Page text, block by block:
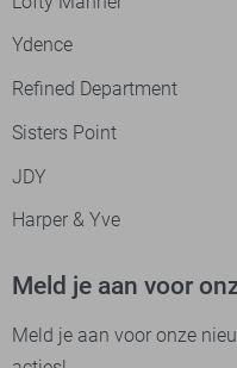
Ydence
Refined Department
Sisters Point
JDY
Harper & Yve
Meld je aan voor
Meld je aan voor onze